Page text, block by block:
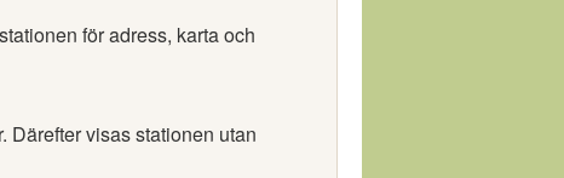
för adress, karta och
Därefter visas stationen utan